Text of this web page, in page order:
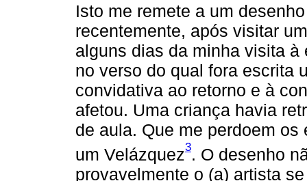
Isto me remete a um
recentemente, após visitar
alguns dias da minha visita
no verso do qual fora escrita
convidativa ao retorno e à
afetou. Uma criança havia
de aula. Que me perdoem
um Velázquez3. O desenho
provavelmente o (a) artista